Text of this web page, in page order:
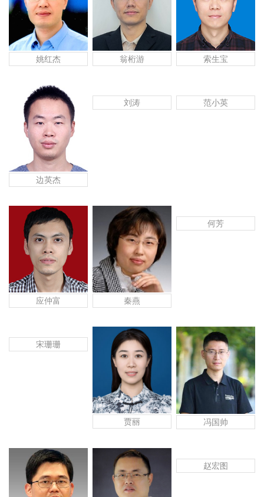
姚红杰 翁桁游 索生宝
边英杰
刘涛 范小英
应仲富 秦燕
何芳
宋珊珊
贾丽 冯国帅
赵宏图